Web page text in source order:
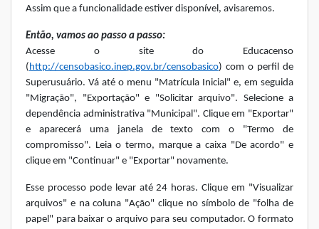
Assim que a funcionalidade estiver disponível, avisaremos.
Então, vamos ao passo a passo:
Acesse o site do Educacenso
(http://censobasico.inep.gov.br/censobasico) com o perfil de
Superusuário. Vá até o menu "Matrícula Inicial" e, em seguida
"Migração", "Exportação" e "Solicitar arquivo". Selecione a
dependência administrativa "Municipal". Clique em "Exportar"
e aparecerá uma janela de texto com o "Termo de
compromisso". Leia o termo, marque a caixa "De acordo" e
clique em "Continuar" e "Exportar" novamente.
Esse processo pode levar até 24 horas. Clique em "Visualizar
arquivos" e na coluna "Ação" clique no símbolo de "folha de
papel" para baixar o arquivo para seu computador. O formato